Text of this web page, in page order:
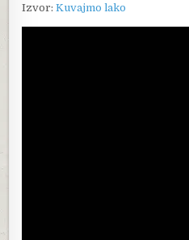
Izvor:Kuvajmo lako